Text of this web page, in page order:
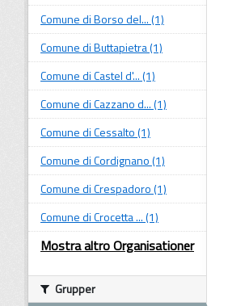
Comune di Borso del... (1)
Comune di Buttapietra (1)
Comune di Castel d'... (1)
Comune di Cazzano d... (1)
Comune di Cessalto (1)
Comune di Cordignano (1)
Comune di Crespadoro (1)
Comune di Crocetta ... (1)
Mostra altro Organisationer
Grupper